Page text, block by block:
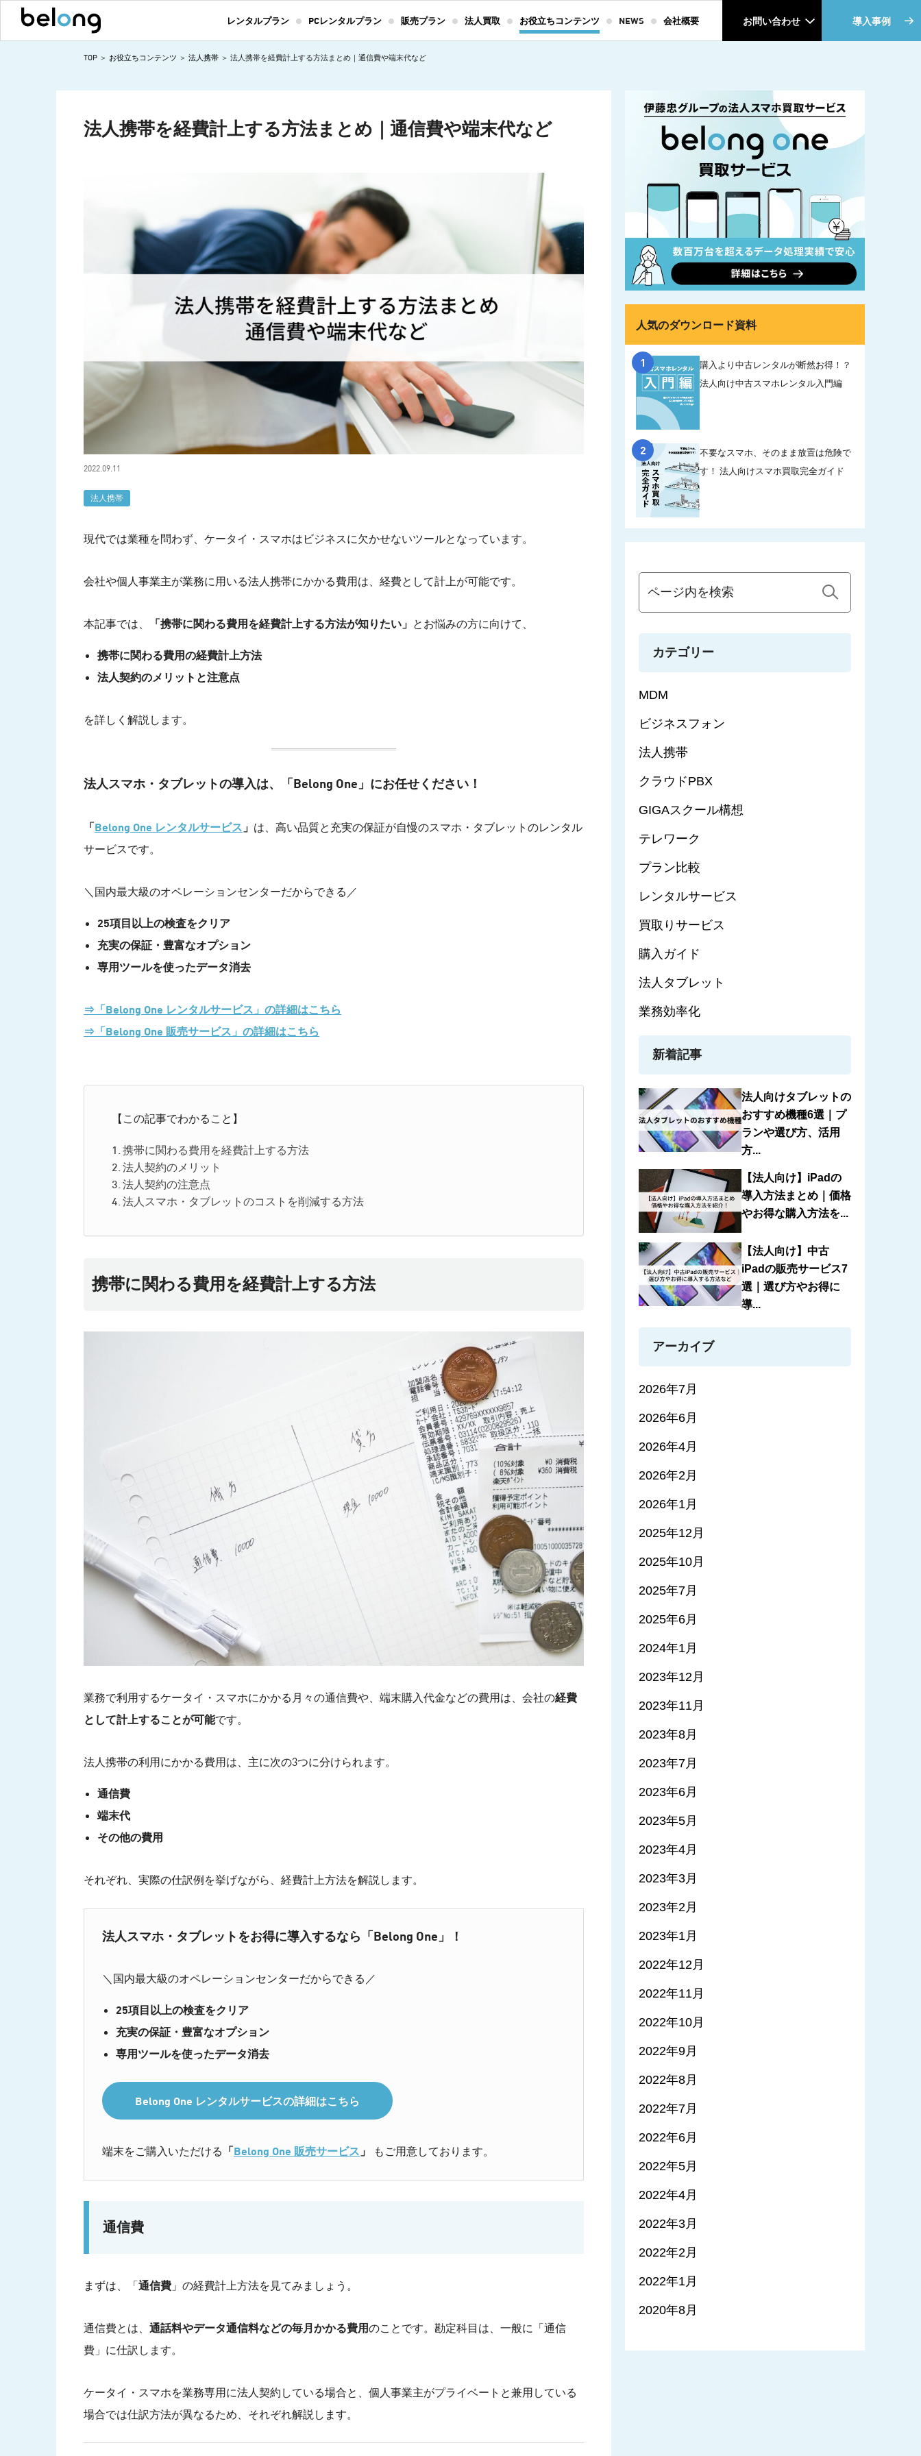
レンタルプラン PCレンタルプラン 販売プラン 法人買取 お役立ちコンテンツ NEWS 会社概要 お問い合わせ 導入事例
TOP お役立ちコンテンツ 法人携帯 法人携帯を経費計上する方法まとめ｜通信費や端末代など
法人携帯を経費計上する方法まとめ｜通信費や端末代など
2022.09.11
法人携帯
現代では業種を問わず、ケータイ・スマホはビジネスに欠かせないツールとなっています。
会社や個人事業主が業務に用いる法人携帯にかかる費用は、経費として計上が可能です。
本記事では、 「携帯に関わる費用を経費計上する方法が知りたい」 とお悩みの方に向けて、
携帯に関わる費用の経費計上方法
法人契約のメリットと注意点
を詳しく解説します。
法人スマホ・タブレットの導入は、「Belong One」にお任せください！
「Belong One レンタルサービス 」 は、高い品質と充実の保証が自慢のスマホ・タブレットのレンタル
サービスです。
＼国内最大級のオペレーションセンターだからできる／
25項目以上の検査をクリア
充実の保証・豊富なオプション
専用ツールを使ったデータ消去
⇒「Belong One レンタルサービス」の詳細はこちら
⇒「Belong One 販売サービス」の詳細はこちら
【この記事でわかること】
携帯に関わる費用を経費計上する方法
法人契約のメリット
法人契約の注意点
法人スマホ・タブレットのコストを削減する方法
携帯に関わる費用を経費計上する方法
業務で利用するケータイ・スマホにかかる月々の通信費や、端末購入代金などの費用は、会社の経費
として計上することが可能です。
法人携帯の利用にかかる費用は、主に次の3つに分けられます。
通信費
端末代
その他の費用
それぞれ、実際の仕訳例を挙げながら、経費計上方法を解説します。
法人スマホ・タブレットをお得に導入するなら「Belong One」！
＼国内最大級のオペレーションセンターだからできる／
25項目以上の検査をクリア
充実の保証・豊富なオプション
専用ツールを使ったデータ消去
Belong One レンタルサービスの詳細はこちら
端末をご購入いただける 「Belong One 販売サービス 」 もご用意しております。
通信費
まずは、「通信費 」の経費計上方法を見てみましょう。
通信費とは、 通話料やデータ通信料などの毎月かかる費用のことです。勘定科目は、一般に「通信
費」に仕訳します。
ケータイ・スマホを業務専用に法人契約している場合と、個人事業主がプライベートと兼用している
場合では仕訳方法が異なるため、それぞれ解説します。
人気のダウンロード資料
1
購入より中古レンタルが断然お得！？
法人向け中古スマホレンタル入門編
2
不要なスマホ、そのまま放置は危険で
す！ 法人向けスマホ買取完全ガイド
カテゴリー
MDM
ビジネスフォン
法人携帯
クラウドPBX
GIGAスクール構想
テレワーク
プラン比較
レンタルサービス
買取りサービス
購入ガイド
法人タブレット
業務効率化
新着記事
法人向けタブレットの
おすすめ機種6選｜プ
ランや選び方、活用
方...
【法人向け】iPadの
導入方法まとめ｜価格
やお得な購入方法を...
【法人向け】中古
iPadの販売サービス7
選｜選び方やお得に
導...
アーカイブ
2026年7月
2026年6月
2026年4月
2026年2月
2026年1月
2025年12月
2025年10月
2025年7月
2025年6月
2024年1月
2023年12月
2023年11月
2023年8月
2023年7月
2023年6月
2023年5月
2023年4月
2023年3月
2023年2月
2023年1月
2022年12月
2022年11月
2022年10月
2022年9月
2022年8月
2022年7月
2022年6月
2022年5月
2022年4月
2022年3月
2022年2月
2022年1月
2020年8月